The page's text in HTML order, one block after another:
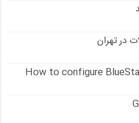
در تهران
How to configure